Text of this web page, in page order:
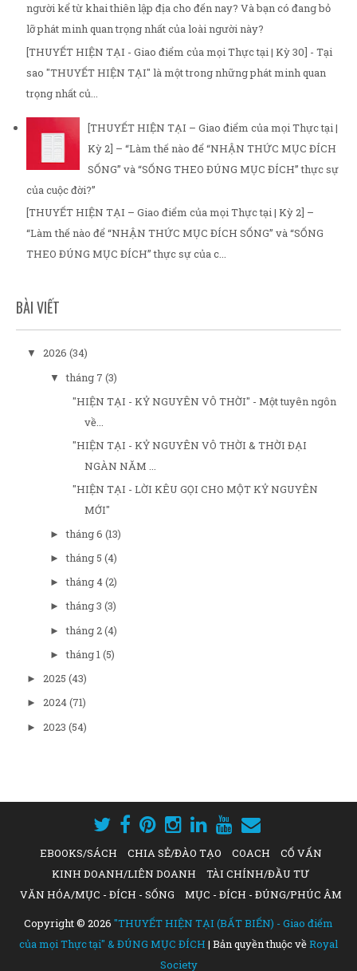
người kể từ khai thiên lập địa cho đến nay? Và bạn có đang bỏ
lỡ phát minh quan trọng nhất của loài người này?
[THUYẾT HIỆN TẠI - Giao điểm của mọi Thực tại | Kỳ 30] - Tại
sao "THUYẾT HIỆN TẠI" là một trong những phát minh quan
trọng nhất củ...
[THUYẾT HIỆN TẠI – Giao điểm của mọi Thực tại |
Kỳ 2] – “Làm thế nào để “NHẬN THỨC MỤC ĐÍCH
SỐNG” và “SỐNG THEO ĐÚNG MỤC ĐÍCH” thực sự
của cuộc đời?”
[THUYẾT HIỆN TẠI – Giao điểm của mọi Thực tại | Kỳ 2] –
“Làm thế nào để “NHẬN THỨC MỤC ĐÍCH SỐNG” và “SỐNG
THEO ĐÚNG MỤC ĐÍCH” thực sự của c...
BÀI VIẾT
▼ 2026 (34)
▼tháng 7 (3)
"HIỆN TẠI - KỶ NGUYÊN VÔ THỜI" - Một tuyên ngôn
về...
"HIỆN TẠI - KỶ NGUYÊN VÔ THỜI & THỜI ĐẠI
NGÀN NĂM ...
"HIỆN TẠI - LỜI KÊU GỌI CHO MỘT KỶ NGUYÊN
MỚI"
►tháng 6 (13)
►tháng 5 (4)
►tháng 4(2)
►tháng 3 (3)
►tháng 2(4)
►tháng 1(5)
► 2025 (43)
► 2024(71)
► 2023 (54)
EBOOKS/SÁCH CHIA SẺ/ĐÀO TẠO COACH
CỐ VẤN
KINH DOANH/LIÊN DOANH
TÀI CHÍNH/ĐẦU TƯ
VĂN HÓA/MỤC - ĐÍCH - SỐNG
MỤC - ĐÍCH - ĐÚNG/PHÚC ÂM
Copyright © 2026 "THUYẾT HIỆN TẠI (BẤT BIẾN) - Giao điểm
của mọi Thực tại" & ĐÚNG MỤC ĐÍCH | Bản quyền thuộc vềRoyal
Society